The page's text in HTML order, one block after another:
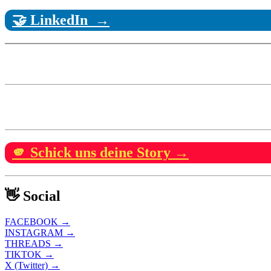
🤝 LinkedIn →
🫵 Schick uns deine Story →
👋 Social
FACEBOOK →
INSTAGRAM →
THREADS →
TIKTOK →
X (Twitter) →